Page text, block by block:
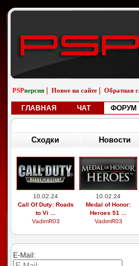
PSPверсия Новое на сайте Обратная
ГЛАВНАЯ ЧАТ ФОРУМ
Сходки Новости
10.02.24
Call Of Duty: Roads
to Vi ...
VadimR03
10.02.24
Medal of Honor:
Heroes 51 ...
VadimR03
E-Mail: